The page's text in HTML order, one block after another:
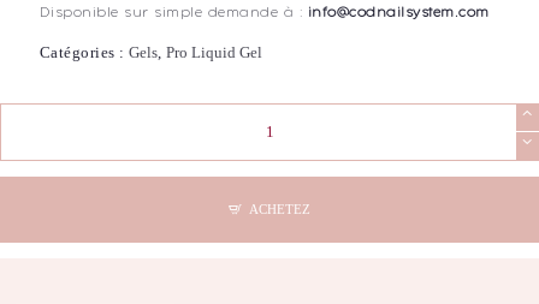
Disponible sur simple demande à : info@codnailsystem.com
Catégories : Gels, Pro Liquid Gel
COD
ACHETEZ